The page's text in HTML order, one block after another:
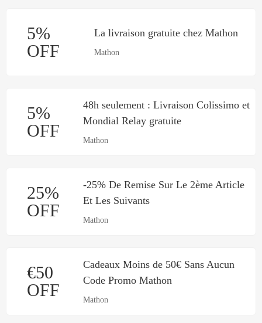
5%
OFF
La livraison gratuite chez Mathon
Mathon
5%
OFF
48h seulement : Livraison Colissimo et
Mondial Relay gratuite
Mathon
25%
OFF
-25% De Remise Sur Le 2ème Article
Et Les Suivants
Mathon
€50
OFF
Cadeaux Moins de 50€ Sans Aucun
Code Promo Mathon
Mathon